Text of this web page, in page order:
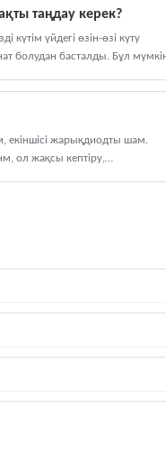
және
таңдау керек?
күтім үйдегі өзін-өзі күту
болудан басталды. Бұл
мамандарға салонға кірмей
екіншісі жарықдиодты шам.
ол жақсы кептіру,